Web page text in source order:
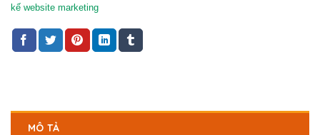
kế website marketing
MÔ TẢ